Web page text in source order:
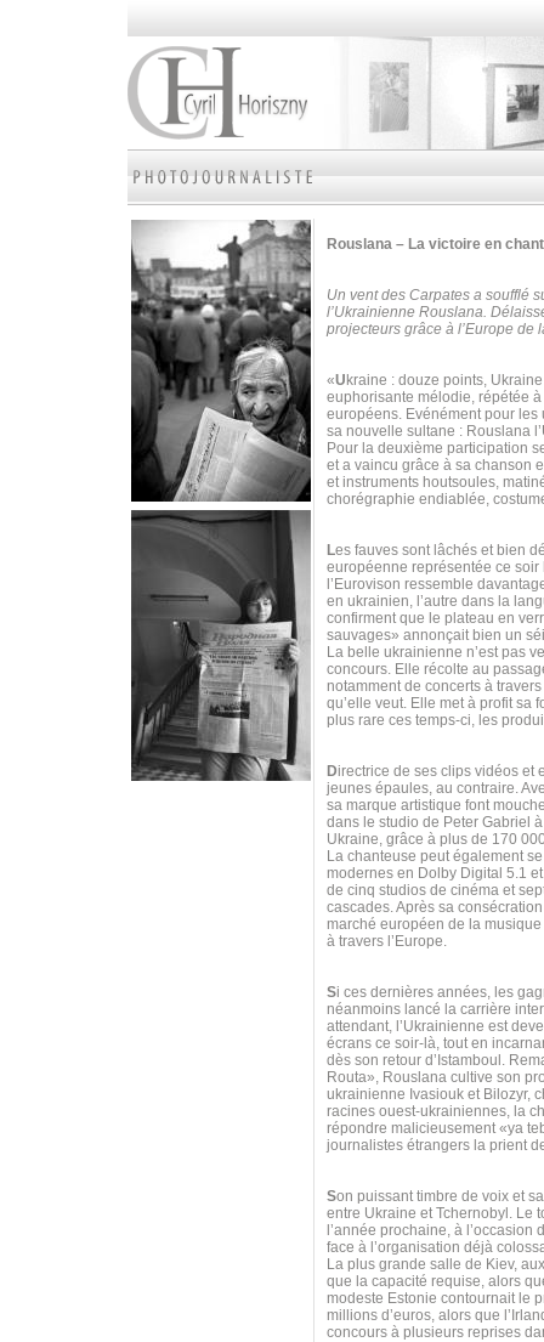
Rouslana – La victoire en
Un vent des Carpates a soufflé
l’Ukrainienne Rouslana.
projecteurs grâce à l’Europe
«U kraine : douze points,
euphorisante mélodie, répétée
européens. Evénément pour les
sa nouvelle sultane : Rouslana
Pour la deuxième participation
et a vaincu grâce à sa chanson
et instruments houtsoules,
chorégraphie endiablée,
Les fauves sont lâchés et bien
européenne représentée ce
l’Eurovison ressemble
en ukrainien, l’autre dans la
confirment que le plateau en
sauvages» annonçait bien un
La belle ukrainienne n’est pas
concours. Elle récolte au
notamment de concerts à
qu’elle veut. Elle met à profit sa
plus rare ces temps-ci, les
Directrice de ses clips vidéos et
jeunes épaules, au contraire.
sa marque artistique font
dans le studio de Peter Gabriel
Ukraine, grâce à plus de 170
La chanteuse peut également
modernes en Dolby Digital 5.1
de cinq studios de cinéma et
cascades. Après sa
marché européen de la
à travers l’Europe.
Si ces dernières années, les
néanmoins lancé la carrière
attendant, l’Ukrainienne est
écrans ce soir-là, tout en
dès son retour d’Istamboul.
Routa», Rouslana cultive son
ukrainienne Ivasiouk et Bilozyr,
racines ouest-ukrainiennes, la
répondre malicieusement «ya
journalistes étrangers la prient
Son puissant timbre de voix et
entre Ukraine et Tchernobyl. Le
l’année prochaine, à
face à l’organisation déjà
La plus grande salle de Kiev,
que la capacité requise, alors
modeste Estonie contournait le
millions d’euros, alors que
concours à plusieurs reprises